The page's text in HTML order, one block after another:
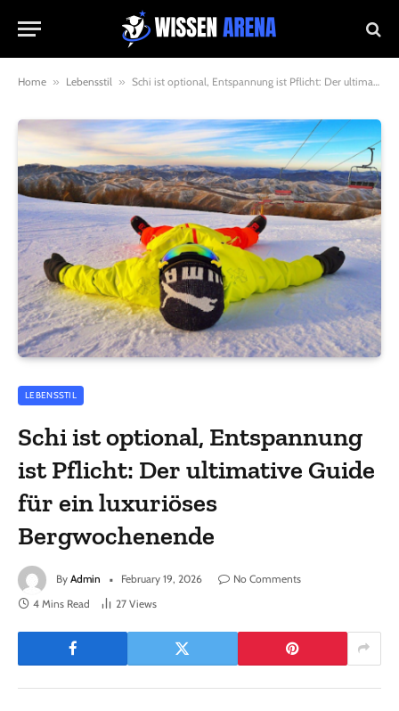
Home » Lebensstil » Schi ist optional, Entspannung ist Pflicht: Der ultimative Guide für ein luxuriöses Bergwochenende
LEBENSSTIL
Schi ist optional, Entspannung
ist Pflicht: Der ultimative Guide
für ein luxuriöses
Bergwochenende
By Admin February 19, 2026
No Comments
4 Mins Read
27 Views